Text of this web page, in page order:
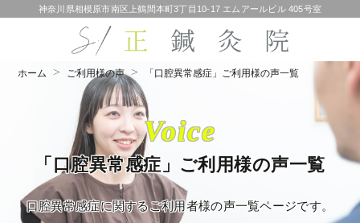
神奈川県相模原市南区上鶴間本町3丁目10-17 エムアールビル 405号室
ホーム ご利用様の声 「口腔異常感症」ご利用様の声一覧
Voice
「口腔異常感症」ご利用様の声一覧
口腔異常感症に関するご利用者様の声一覧ページです。